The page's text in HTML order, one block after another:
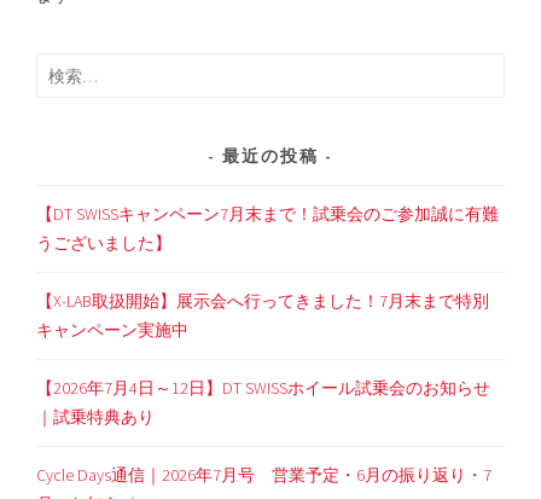
検
最近の投稿
【DT SWISSキャンペーン7月末まで！試乗会のご参加誠に有難
うございました】
【X-LAB取扱開始】展示会へ行ってきました！7月末まで特別
キャンペーン実施中
【2026年7月4日～12日】DT SWISSホイール試乗会のお知らせ
｜試乗特典あり
Cycle Days通信｜2026年7月号 営業予定・6月の振り返り・7